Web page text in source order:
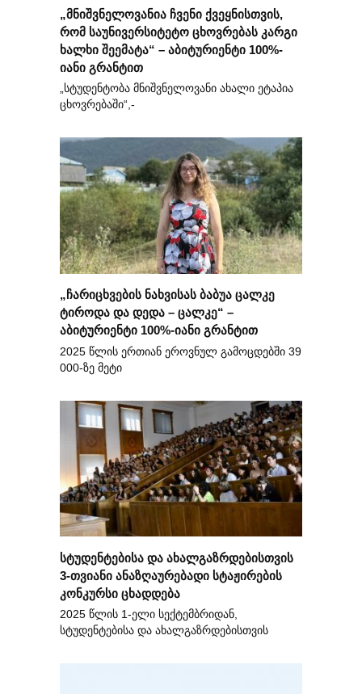
„მნიშვნელოვანია ჩვენი ქვეყნისთვის,
რომ საუნივერსიტეტო ცხოვრებას კარგი
ხალხი შეემატა“ – აბიტურიენტი 100%-
იანი გრანტით
„სტუდენტობა მნიშვნელოვანი ახალი ეტაპია
ცხოვრებაში“,-
„ჩარიცხვების ნახვისას ბაბუა ცალკე
ტიროდა და დედა – ცალკე“ –
აბიტურიენტი 100%-იანი გრანტით
2025 წლის ერთიან ეროვნულ გამოცდებში 39
000-ზე მეტი
სტუდენტებისა და ახალგაზრდებისთვის
3-თვიანი ანაზღაურებადი სტაჟირების
კონკურსი ცხადდება
2025 წლის 1-ელი სექტემბრიდან,
სტუდენტებისა და ახალგაზრდებისთვის